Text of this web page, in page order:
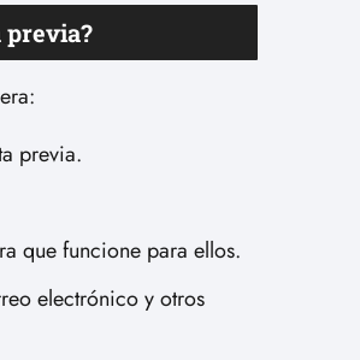
previa?
previa.
que funcione para ellos.
electrónico y otros